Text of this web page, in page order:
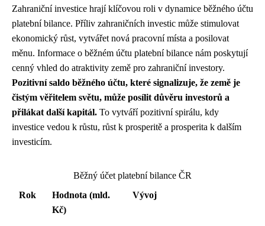
Zahraniční investice hrají klíčovou roli v dynamice běžného účtu
platební bilance. Příliv zahraničních investic může stimulovat
ekonomický růst, vytvářet nová pracovní místa a posilovat
měnu. Informace o běžném účtu platební bilance nám poskytují
cenný vhled do atraktivity země pro zahraniční investory.
Pozitivní saldo běžného účtu, které signalizuje, že země je
čistým věřitelem světu, může posílit důvěru investorů a
přilákat další kapitál. To vytváří pozitivní spirálu, kdy
investice vedou k růstu, růst k prosperitě a prosperita k dalším
investicím.
Běžný účet platební bilance ČR
Rok
Hodnota (mld.
Kč)
Vývoj